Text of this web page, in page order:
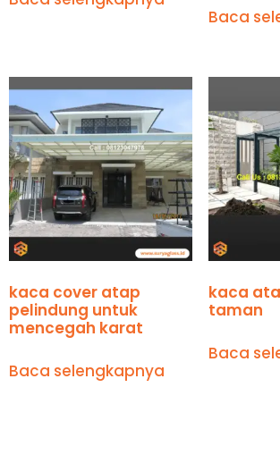
Baca
kaca cover atap
pelindung untuk
mencegah karat
Baca selengkapnya
kaca
taman
Baca